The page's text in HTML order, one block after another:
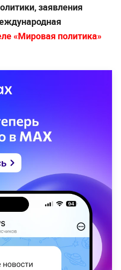
заявления
«Мировая политика»